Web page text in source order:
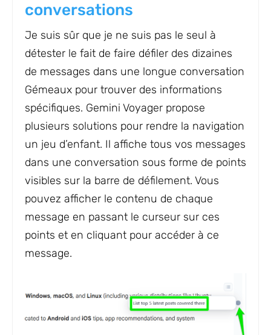
conversations
Je suis sûr que je ne suis pas le seul à
détester le fait de faire défiler des dizaines
de messages dans une longue conversation
Gémeaux pour trouver des informations
spécifiques. Gemini Voyager propose
plusieurs solutions pour rendre la navigation
un jeu d’enfant. Il affiche tous vos messages
dans une conversation sous forme de points
visibles sur la barre de défilement. Vous
pouvez afficher le contenu de chaque
message en passant le curseur sur ces
points et en cliquant pour accéder à ce
message.